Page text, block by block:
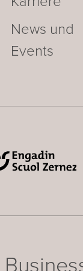
News und
Events